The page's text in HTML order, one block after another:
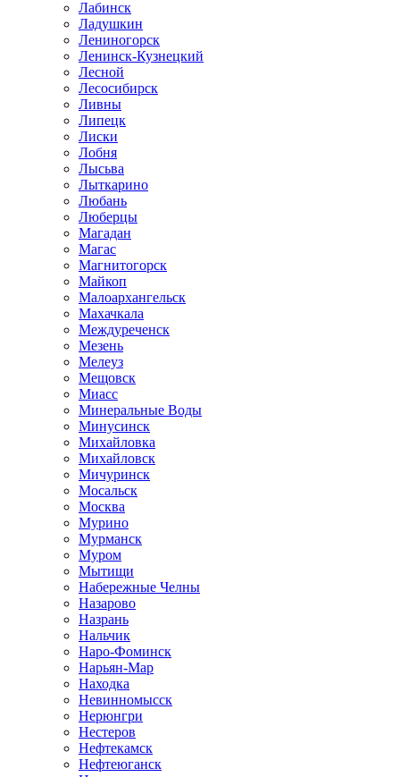
Лабинск
Ладушкин
Лениногорск
Ленинск-Кузнецкий
Лесной
Лесосибирск
Ливны
Липецк
Лиски
Лобня
Лысьва
Лыткарино
Любань
Люберцы
Магадан
Магас
Магнитогорск
Майкоп
Малоархангельск
Махачкала
Междуреченск
Мезень
Мелеуз
Мещовск
Миасс
Минеральные Воды
Минусинск
Михайловка
Михайловск
Мичуринск
Мосальск
Москва
Мурино
Мурманск
Муром
Мытищи
Набережные Челны
Назарово
Назрань
Нальчик
Наро-Фоминск
Нарьян-Мар
Находка
Невинномысск
Нерюнгри
Нестеров
Нефтекамск
Нефтеюганск